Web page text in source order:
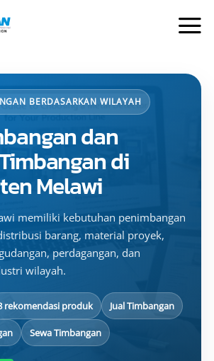
BERDASARKAN WILAYAH
dan
di
Melawi
memiliki kebutuhan penimbangan
barang, material proyek,
perdagangan, dan
wilayah.
rekomendasi produk Jual Timbangan
Sewa Timbangan